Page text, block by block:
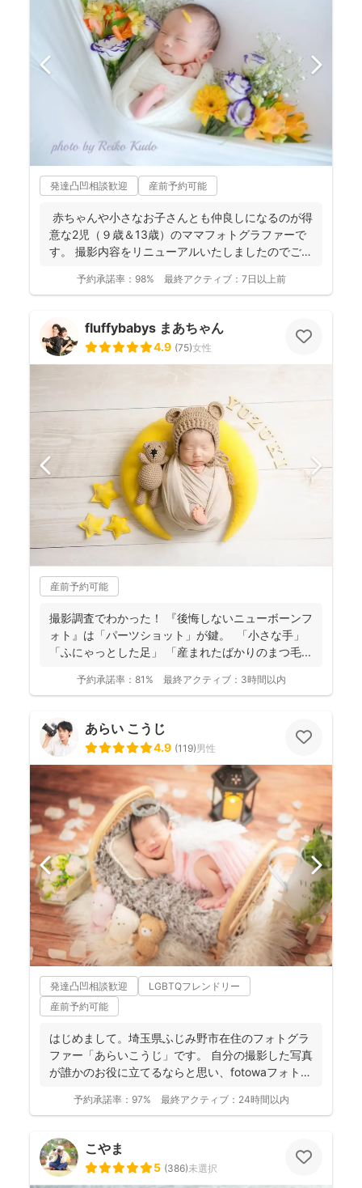
発達凸凹相談歓迎 産前予約可能
赤ちゃんや小さなお子さんとも仲良しになるのが得
意な2児（９歳＆13歳）のママフォトグラファーで
す。 撮影内容をリニューアルいたしましたのでご案
予約承諾率： 98% 最終アクティブ： 7日以上前
fluffybabys まあちゃん
4.9 (75)女性
産前予約可能
撮影調査でわかった！ 『後悔しないニューボーンフ
ォト』は「パーツショット」が鍵。 「小さな手」
「ふにゃっとした足」 「産まれたばかりのまつ毛...
予約承諾率： 81% 最終アクティブ： 3時間以内
あらい こうじ
4.9 (119)男性
発達凸凹相談歓迎
LGBTQフレンドリー
産前予約可能
はじめまして。埼玉県ふじみ野市在住のフォトグラ
ファー「あらいこうじ」です。 自分の撮影した写真
が誰かのお役に立てるならと思い、fotowaフォトグ
予約承諾率： 97% 最終アクティブ： 24時間以内
こやま
5 (386)未選択